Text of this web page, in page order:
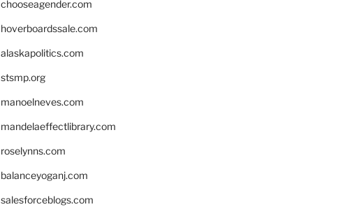
chooseagender.com
hoverboardssale.com
alaskapolitics.com
stsmp.org
manoelneves.com
mandelaeffectlibrary.com
roselynns.com
balanceyoganj.com
salesforceblogs.com